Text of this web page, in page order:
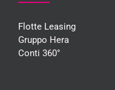
Flotte Leasing
Gruppo Hera
Conti 360°